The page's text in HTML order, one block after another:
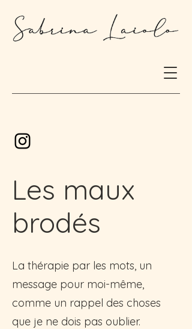
Les maux
brodés
La thérapie par les mots, un
message pour moi-même,
comme un rappel des choses
que je ne dois pas oublier.